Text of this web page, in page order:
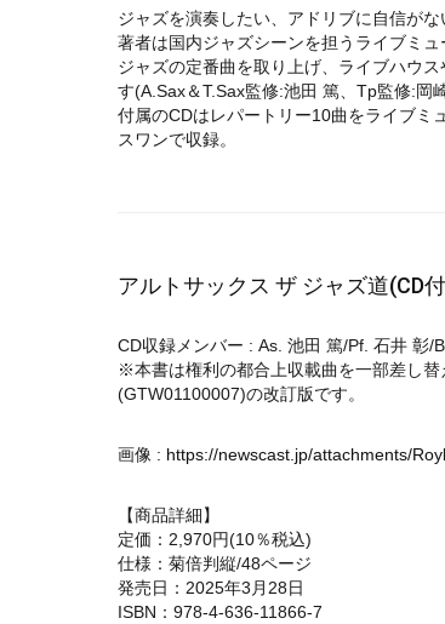
ジャズを演奏したい、アドリブに自信が
著者は国内ジャズシーンを担うライブミ
ジャズの定番曲を取り上げ、ライブハウ
す(A.Sax＆T.Sax監修:池田 篤、Tp監修:岡
付属のCDはレパートリー10曲をライブミ
スワンで収録。
アルトサックス ザ ジャズ道(CD
CD収録メンバー : As. 池田 篤/Pf. 石井 彰/
※本書は権利の都合上収載曲を一部差し替
(GTW01100007)の改訂版です。
画像 : https://newscast.jp/attachments/
【商品詳細】
定価：2,970円(10％税込)
仕様：菊倍判縦/48ページ
発売日：2025年3月28日
ISBN：978-4-636-11866-7